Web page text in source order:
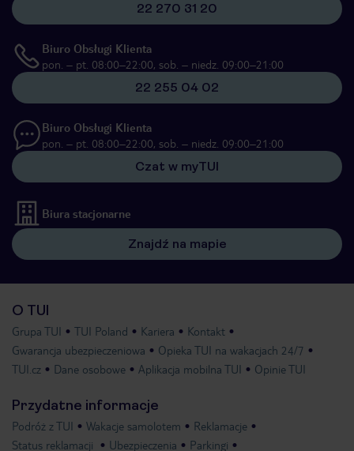
22 270 31 20
Biuro Obsługi Klienta
pon. – pt. 08:00–22:00, sob. – niedz. 09:00–21:00
22 255 04 02
Biuro Obsługi Klienta
pon. – pt. 08:00–22:00, sob. – niedz. 09:00–21:00
Czat w myTUI
Biura stacjonarne
Znajdź na mapie
O TUI
Grupa TUI TUI Poland Kariera
Kontakt
Gwarancja ubezpieczeniowa
Opieka TUI na wakacjach 24/7
TUI.cz
Dane osobowe Aplikacja mobilna TUI Opinie TUI
Przydatne informacje
Podróż z TUI Wakacje samolotem
Reklamacje
Status reklamacji
Ubezpieczenia Parkingi